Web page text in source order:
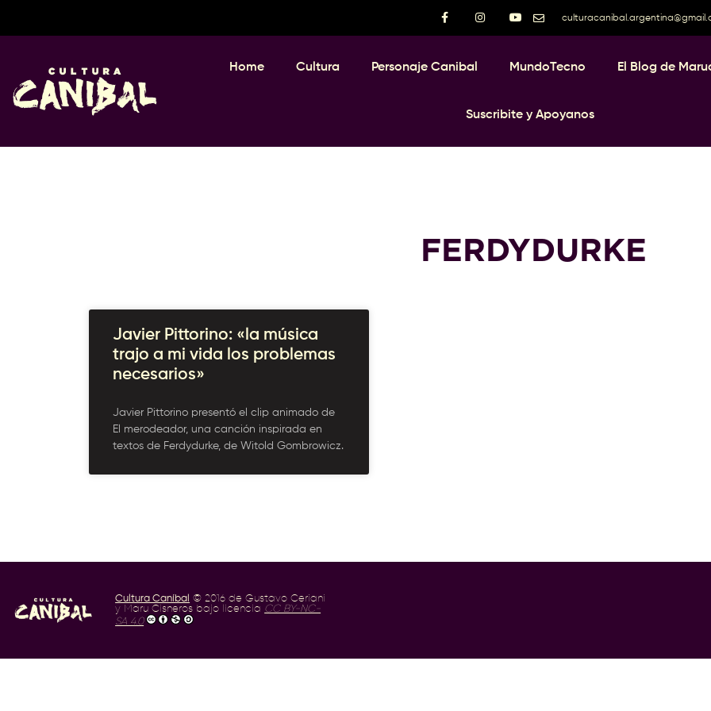
Home Cultura Personaje Canibal MundoTecno El Blog de
Suscribite y Apoyanos
FERDYDURKE
Javier Pittorino: «la música
trajo a mi vida los problemas
necesarios»
Javier Pittorino presentó el clip animado de
El merodeador, una canción inspirada en
textos de Ferdydurke, de Witold Gombrowicz.
Cultura Caníbal © 2016 de Gustavo Ceriani
y Maru Cisneros bajo licencia CC BY-NC-
SA 4.0